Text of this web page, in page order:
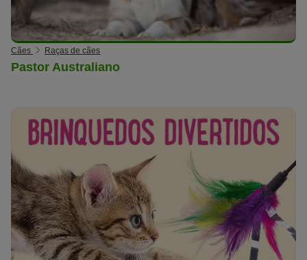
Cães Raças de cães
Pastor Australiano